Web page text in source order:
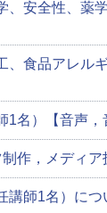
安全性、薬
食品アレル
1名）【音声
作，メディ
講師1名）につ